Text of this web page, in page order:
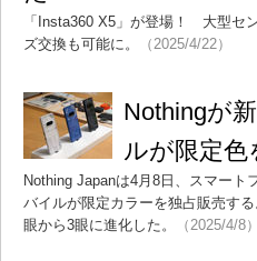
「Insta360 X5」が登場！ 大型セ
ズ交換も可能に。
（2025/4/22）
Nothingが
ルが限定
Nothing Japanは4月8日、スマート
バイルが限定カラーを独占販売す
眼から3眼に進化した。
（2025/4/8）